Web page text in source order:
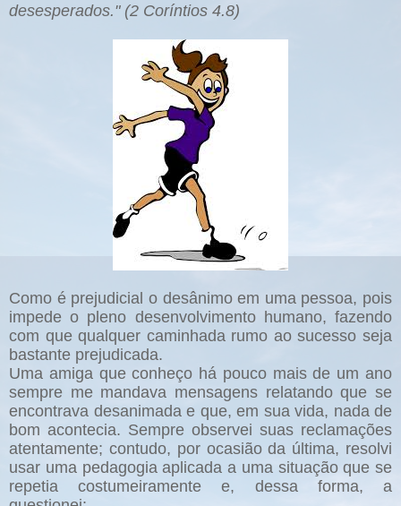
desesperados." (2 Coríntios 4.8)
Como é prejudicial o desânimo em uma pessoa, pois
impede o pleno desenvolvimento humano, fazendo
com que qualquer caminhada rumo ao sucesso seja
bastante prejudicada.
Uma amiga que conheço há pouco mais de um ano
sempre me mandava mensagens relatando que se
encontrava desanimada e que, em sua vida, nada de
bom acontecia. Sempre observei suas reclamações
atentamente; contudo, por ocasião da última, resolvi
usar uma pedagogia aplicada a uma situação que se
repetia costumeiramente e, dessa forma, a